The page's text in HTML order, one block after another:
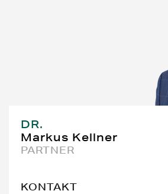
KARRIERE
KONTAKT
DR.
Markus Kellner
PARTNER
KONTAKT